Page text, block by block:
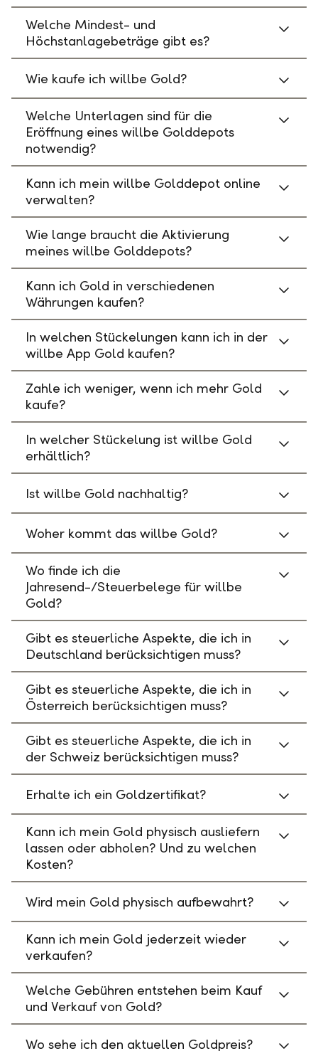
Welche Mindest- und
Höchstanlagebeträge gibt es?
Wie kaufe ich willbe Gold?
Welche Unterlagen sind für die
Eröffnung eines willbe Golddepots
notwendig?
Kann ich mein willbe Golddepot online
verwalten?
Wie lange braucht die Aktivierung
meines willbe Golddepots?
Kann ich Gold in verschiedenen
Währungen kaufen?
In welchen Stückelungen kann ich in der
willbe App Gold kaufen?
Zahle ich weniger, wenn ich mehr Gold
kaufe?
In welcher Stückelung ist willbe Gold
erhältlich?
Ist willbe Gold nachhaltig?
Woher kommt das willbe Gold?
Wo finde ich die
Jahresend-/Steuerbelege für willbe
Gold?
Gibt es steuerliche Aspekte, die ich in
Deutschland berücksichtigen muss?
Gibt es steuerliche Aspekte, die ich in
Österreich berücksichtigen muss?
Gibt es steuerliche Aspekte, die ich in
der Schweiz berücksichtigen muss?
Erhalte ich ein Goldzertifikat?
Kann ich mein Gold physisch ausliefern
lassen oder abholen? Und zu welchen
Kosten?
Wird mein Gold physisch aufbewahrt?
Kann ich mein Gold jederzeit wieder
verkaufen?
Welche Gebühren entstehen beim Kauf
und Verkauf von Gold?
Wo sehe ich den aktuellen Goldpreis?